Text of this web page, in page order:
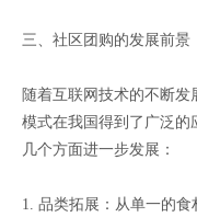
三、社区团购的发展前景
随着互联网技术的不断
模式在我国得到了广泛的
几个方面进一步发展：
1. 品类拓展：从单一的